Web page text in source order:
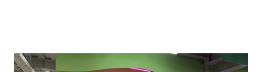
Gedung Sate), menjadikannya destinasi multifungsi untuk